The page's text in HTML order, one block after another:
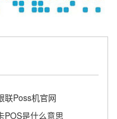
联Poss机官网
POS是什么意思